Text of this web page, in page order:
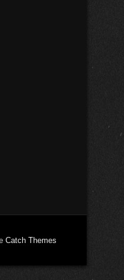
Catch Themes